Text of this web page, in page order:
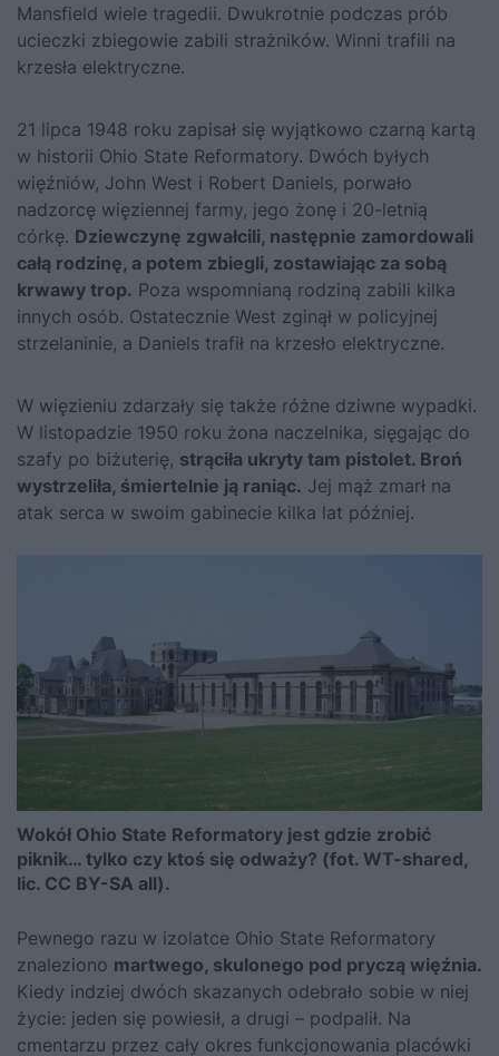
Mansfield wiele tragedii. Dwukrotnie podczas prób
ucieczki zbiegowie zabili strażników. Winni trafili na
krzesła elektryczne.
21 lipca 1948 roku zapisał się wyjątkowo czarną kartą
w historii Ohio State Reformatory. Dwóch byłych
więźniów, John West i Robert Daniels, porwało
nadzorcę więziennej farmy, jego żonę i 20-letnią
córkę. Dziewczynę zgwałcili, następnie zamordowali
całą rodzinę, a potem zbiegli, zostawiając za sobą
krwawy trop. Poza wspomnianą rodziną zabili kilka
innych osób. Ostatecznie West zginął w policyjnej
strzelaninie, a Daniels trafił na krzesło elektryczne.
W więzieniu zdarzały się także różne dziwne wypadki.
W listopadzie 1950 roku żona naczelnika, sięgając do
szafy po biżuterię, strąciła ukryty tam pistolet. Broń
wystrzeliła, śmiertelnie ją raniąc. Jej mąż zmarł na
atak serca w swoim gabinecie kilka lat później.
Wokół Ohio State Reformatory jest gdzie zrobić
piknik… tylko czy ktoś się odważy? (fot. WT-shared,
lic. CC BY-SA all).
Pewnego razu w izolatce Ohio State Reformatory
znaleziono martwego, skulonego pod pryczą więźnia.
Kiedy indziej dwóch skazanych odebrało sobie w niej
życie: jeden się powiesił, a drugi – podpalił. Na
cmentarzu przez cały okres funkcjonowania placówki